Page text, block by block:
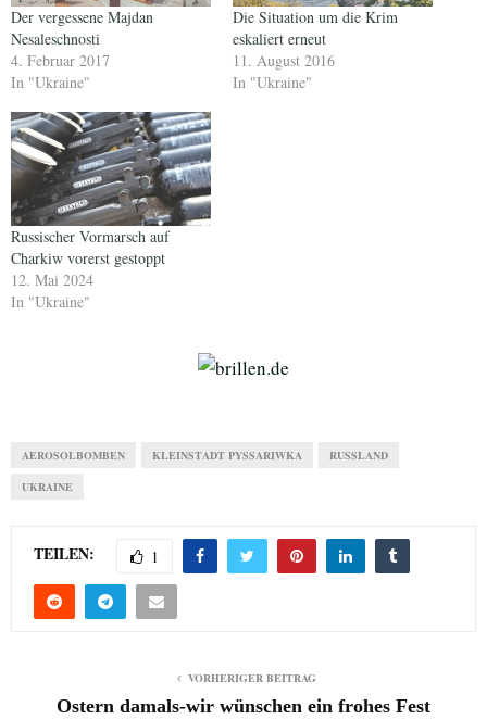
Der vergessene Majdan
Nesaleschnosti
4. Februar 2017
In "Ukraine"
Die Situation um die Krim
eskaliert erneut
11. August 2016
In "Ukraine"
Russischer Vormarsch auf
Charkiw vorerst gestoppt
12. Mai 2024
In "Ukraine"
AEROSOLBOMBEN KLEINSTADT PYSSARIWKA RUSSLAND
UKRAINE
TEILEN: 1
VORHERIGER BEITRAG
Ostern damals-wir wünschen ein frohes Fest